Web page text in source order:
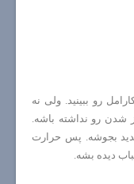
رو ببینید. ولی نه
شدن رو نداشته باشه.
بدید بجوشه. پس حرارت
دیده بشه.